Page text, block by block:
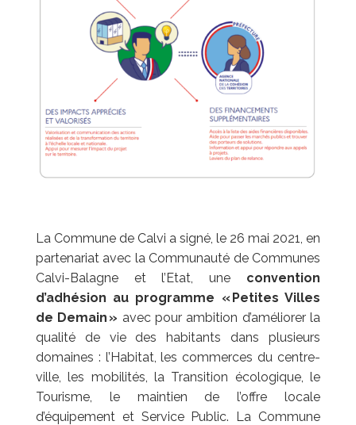
La Commune de Calvi a signé, le 26 mai 2021, en
partenariat avec la Communauté de Communes
Calvi-Balagne et l’Etat, une convention
d’adhésion au programme « Petites Villes
de Demain » avec pour ambition d’améliorer la
qualité de vie des habitants dans plusieurs
domaines : l’Habitat, les commerces du centre-
ville, les mobilités, la Transition écologique, le
Tourisme, le maintien de l’offre locale
d’équipement et Service Public. La Commune